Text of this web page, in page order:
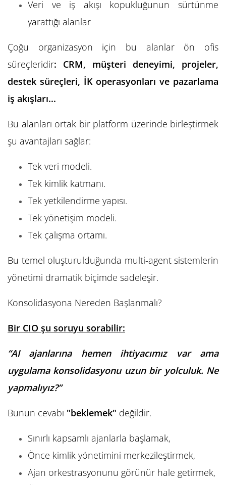
Veri ve iş akışı kopukluğunun sürtünme
yarattığı alanlar
Çoğu organizasyon için bu alanlar ön ofis
süreçleridir: CRM, müşteri deneyimi, projeler,
destek süreçleri, İK operasyonları ve pazarlama
iş akışları...
Bu alanları ortak bir platform üzerinde birleştirmek
şu avantajları sağlar:
Tek veri modeli.
Tek kimlik katmanı.
Tek yetkilendirme yapısı.
Tek yönetişim modeli.
Tek çalışma ortamı.
Bu temel oluşturulduğunda multi-agent sistemlerin
yönetimi dramatik biçimde sadeleşir.
Konsolidasyona Nereden Başlanmalı?
Bir CIO şu soruyu sorabilir:
“AI ajanlarına hemen ihtiyacımız var ama
uygulama konsolidasyonu uzun bir yolculuk. Ne
yapmalıyız?”
Bunun cevabı "beklemek" değildir.
Sınırlı kapsamlı ajanlarla başlamak,
Önce kimlik yönetimini merkezileştirmek,
Ajan orkestrasyonunu görünür hale getirmek,